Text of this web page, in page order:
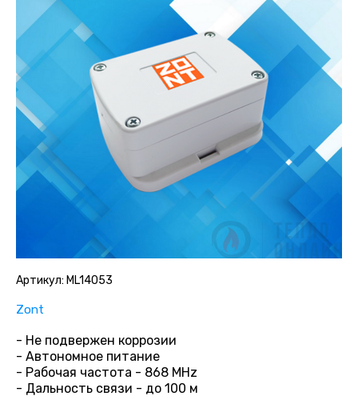
Артикул: ML14053
Zont
- Не подвержен коррозии
- Автономное питание
- Рабочая частота - 868 MHz
- Дальность связи - до 100 м